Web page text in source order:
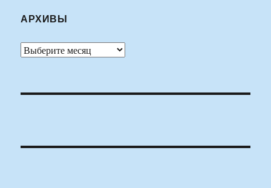
АРХИВЫ
Архивы